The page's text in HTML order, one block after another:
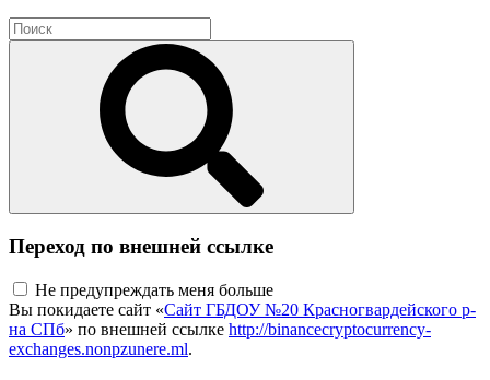
Переход по внешней ссылке
Не предупреждать меня больше
Вы покидаете сайт «Сайт ГБДОУ №20 Красногвардейского р-
на СПб» по внешней ссылке http://binancecryptocurrency-
exchanges.nonpzunere.ml.